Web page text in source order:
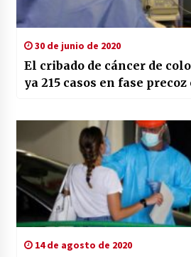
30 de junio de 2020
El cribado de cáncer de
ya 215 casos en fase
14 de agosto de 2020